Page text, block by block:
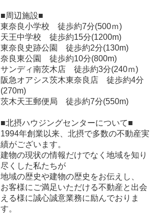
■周辺施設■
東奈良小学校 徒歩約7分(500ｍ)
天王中学校 徒歩約15分(1200m)
東奈良史跡公園 徒歩約2分(130m)
奈良東公園 徒歩約10分(800m)
サンディ南茨木店 徒歩約3分(240ｍ)
阪急オアシス茨木東奈良店 徒歩約4分
(270m)
茨木天王郵便局 徒歩約7分(550m)
■北摂ハウジングセンターについて■
1994年創業以来、北摂で多数の不動産実
績がございます。
建物の現状の情報だけでなく地域を知り
尽くした私たちが
地域の歴史や建物の歴史をお伝えし、
お客様にご満足いただける不動産と出会
える様に誠心誠意業務に励んでおりま
す。